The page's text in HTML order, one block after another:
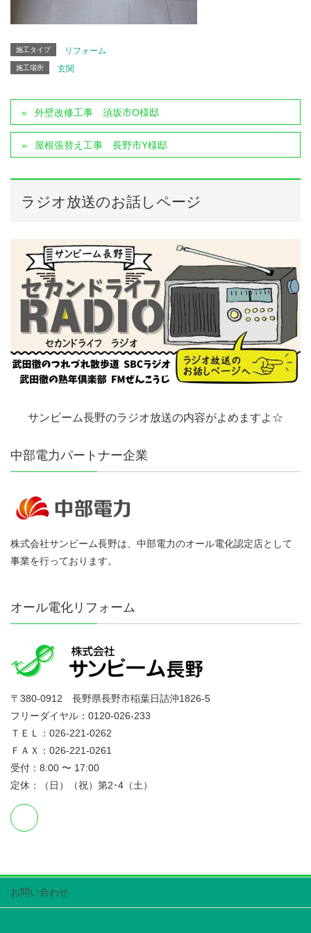
施工タイプ リフォーム
施工場所 玄関
外壁改修工事 須坂市O様邸
屋根張替え工事 長野市Y様邸
ラジオ放送のお話しページ
サンビーム長野のラジオ放送の内容がよめますよ☆
中部電力パートナー企業
株式会社サンビーム長野は、中部電力のオール電化認定店として
事業を行っております。
オール電化リフォーム
〒380-0912 長野県長野市稲葉日詰沖1826-5
フリーダイヤル：0120-026-233
ＴＥＬ：026-221-0262
ＦＡＸ：026-221-0261
受付：8:00 〜 17:00
定休：（日）（祝）第2･4（土）
お問い合わせ